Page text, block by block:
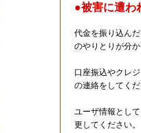
●被害に遭わ
代金を振り込ん
のやりとりが分
口座振込やクレ
の連絡をしてくだ
ユーザ情報とし
更してください